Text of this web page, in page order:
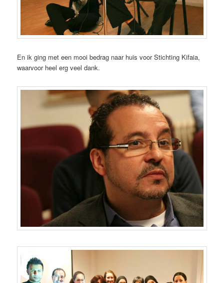
En ik ging met een mooi bedrag naar huis voor Stichting Kifaia,
waarvoor heel erg veel dank.